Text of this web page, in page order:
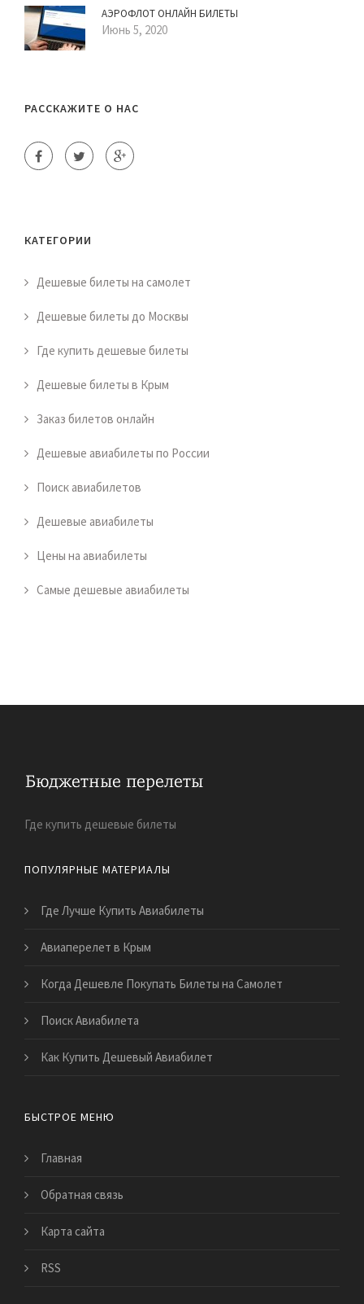
АЭРОФЛОТ ОНЛАЙН БИЛЕТЫ
Июнь 5, 2020
РАССКАЖИТЕ О НАС
КАТЕГОРИИ
Дешевые билеты на самолет
Дешевые билеты до Москвы
Где купить дешевые билеты
Дешевые билеты в Крым
Заказ билетов онлайн
Дешевые авиабилеты по России
Поиск авиабилетов
Дешевые авиабилеты
Цены на авиабилеты
Самые дешевые авиабилеты
Где купить дешевые билеты
ПОПУЛЯРНЫЕ МАТЕРИАЛЫ
Где Лучше Купить Авиабилеты
Авиаперелет в Крым
Когда Дешевле Покупать Билеты на Самолет
Поиск Авиабилета
Как Купить Дешевый Авиабилет
БЫСТРОЕ МЕНЮ
Главная
Обратная связь
Карта сайта
RSS